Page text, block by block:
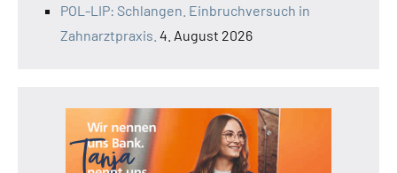
POL-LIP: Schlangen. Einbruchversuch in
Zahnarztpraxis. 4. August 2026